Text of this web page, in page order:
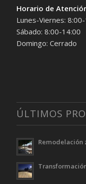
Horario de
Lunes-Viernes:
Sábado: 8:00-14:00
Domingo: Cerrado
ÚLTIMOS
Remodelación